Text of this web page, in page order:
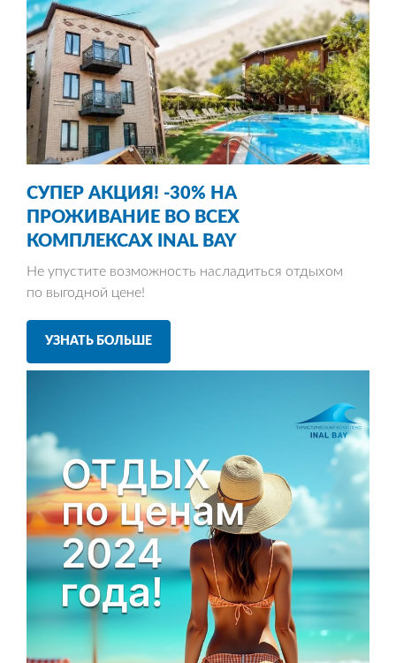
СУПЕР АКЦИЯ! -30% НА
ПРОЖИВАНИЕ ВО ВСЕХ
КОМПЛЕКСАХ INAL BAY
Не упустите возможность насладиться отдыхом
по выгодной цене!
УЗНАТЬ БОЛЬШЕ